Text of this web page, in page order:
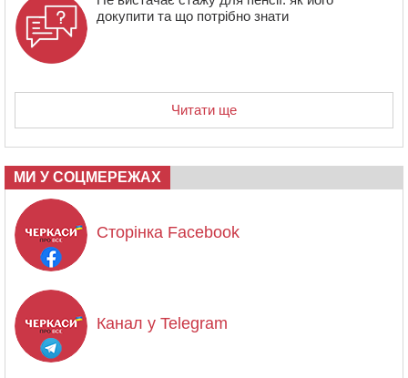
докупити та що потрібно знати
Читати ще
МИ У СОЦМЕРЕЖАХ
Сторінка Facebook
Канал у Telegram